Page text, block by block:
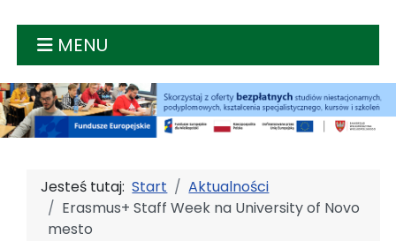
MENU
Jesteś tutaj:Start
Aktualności
Erasmus+ Staff Week na University of Novo
mesto